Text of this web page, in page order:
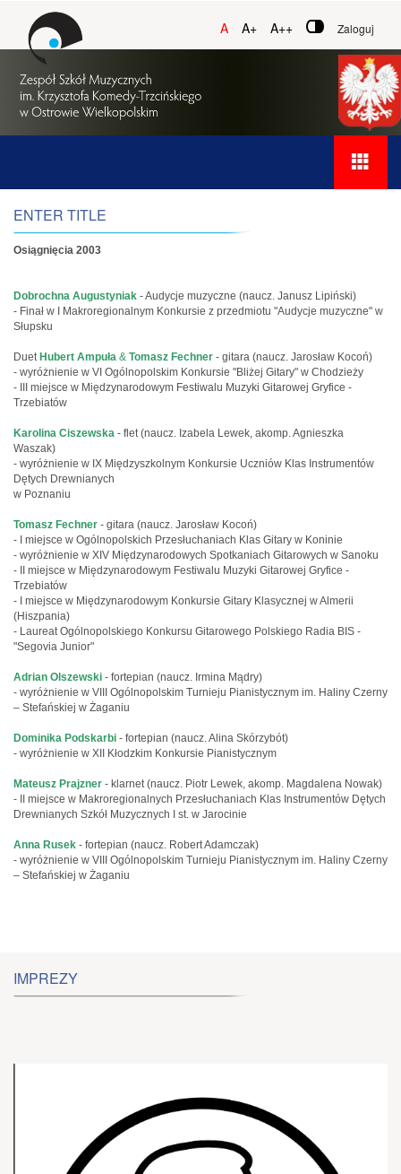
A A+ A++ Zaloguj
ENTER TITLE
Osiągnięcia 2003
Dobrochna Augustyniak - Audycje muzyczne (naucz. Janusz Lipiński)
- Finał w I Makroregionalnym Konkursie z przedmiotu "Audycje muzyczne" w
Słupsku
DuetHubert Ampuła & Tomasz Fechner - gitara (naucz. Jarosław Kocoń)
- wyróżnienie w VI Ogólnopolskim Konkursie "Bliżej Gitary" w Chodzieży
- III miejsce w Międzynarodowym Festiwalu Muzyki Gitarowej Gryfice -
Trzebiatów
Karolina Ciszewska - flet (naucz. Izabela Lewek, akomp. Agnieszka
Waszak)
- wyróżnienie w IX Międzyszkolnym Konkursie Uczniów Klas Instrumentów
Dętych Drewnianych
w Poznaniu
Tomasz Fechner - gitara (naucz. Jarosław Kocoń)
- I miejsce w Ogólnopolskich Przesłuchaniach Klas Gitary w Koninie
- wyróżnienie w XIV Międzynarodowych Spotkaniach Gitarowych w Sanoku
- II miejsce w Międzynarodowym Festiwalu Muzyki Gitarowej Gryfice -
Trzebiatów
- I miejsce w Międzynarodowym Konkursie Gitary Klasycznej w Almerii
(Hiszpania)
- Laureat Ogólnopolskiego Konkursu Gitarowego Polskiego Radia BIS -
"Segovia Junior"
Adrian Olszewski - fortepian (naucz. Irmina Mądry)
- wyróżnienie w VIII Ogólnopolskim Turnieju Pianistycznym im. Haliny Czerny
– Stefańskiej w Żaganiu
Dominika Podskarbi - fortepian (naucz. Alina Skórzybót)
- wyróżnienie w XII Kłodzkim Konkursie Pianistycznym
Mateusz Prajzner - klarnet (naucz. Piotr Lewek, akomp. Magdalena Nowak)
- II miejsce w Makroregionalnych Przesłuchaniach Klas Instrumentów Dętych
Drewnianych Szkół Muzycznych I st. w Jarocinie
Anna Rusek - fortepian (naucz. Robert Adamczak)
- wyróżnienie w VIII Ogólnopolskim Turnieju Pianistycznym im. Haliny Czerny
– Stefańskiej w Żaganiu
IMPREZY